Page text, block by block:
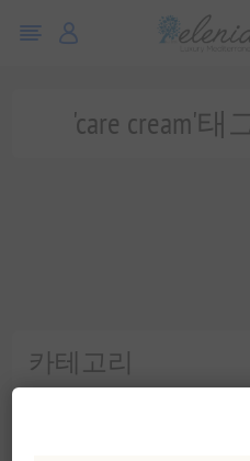
카테고리
'care cream'